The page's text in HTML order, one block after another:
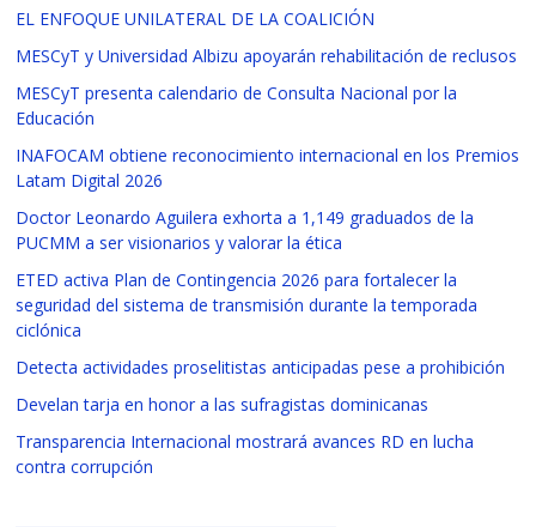
EL ENFOQUE UNILATERAL DE LA COALICIÓN
MESCyT y Universidad Albizu apoyarán rehabilitación de reclusos
MESCyT presenta calendario de Consulta Nacional por la
Educación
INAFOCAM obtiene reconocimiento internacional en los Premios
Latam Digital 2026
Doctor Leonardo Aguilera exhorta a 1,149 graduados de la
PUCMM a ser visionarios y valorar la ética
ETED activa Plan de Contingencia 2026 para fortalecer la
seguridad del sistema de transmisión durante la temporada
ciclónica
Detecta actividades proselitistas anticipadas pese a prohibición
Develan tarja en honor a las sufragistas dominicanas
Transparencia Internacional mostrará avances RD en lucha
contra corrupción